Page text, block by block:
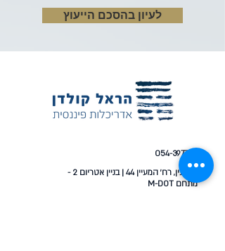
לעיון בהסכם הייעוץ
054-3977417
מודיעין, רח׳ המעיין 44 | בניין אטריום 2 -
מתחם M-DOT